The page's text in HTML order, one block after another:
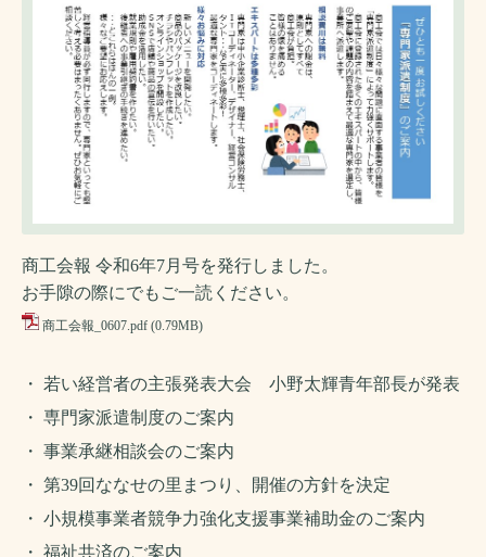
商工会報 令和6年7月号を発行しました。
お手隙の際にでもご一読ください。
商工会報_0607.pdf (0.79MB)
・ 若い経営者の主張発表大会 小野太輝青年部長が発表
・ 専門家派遣制度のご案内
・ 事業承継相談会のご案内
・ 第39回ななせの里まつり、開催の方針を決定
・ 小規模事業者競争力強化支援事業補助金のご案内
・ 福祉共済のご案内